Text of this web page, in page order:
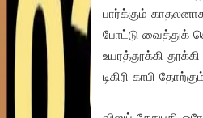
பார்க்கும்
போட்டு வைத்துக்
உயரத்தூக்கி
டிகிரி காபி